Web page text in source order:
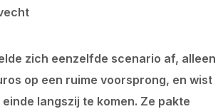
zich eenzelfde scenario af, alleen
op een ruime voorsprong, en wist
langszij te komen. Ze pakte